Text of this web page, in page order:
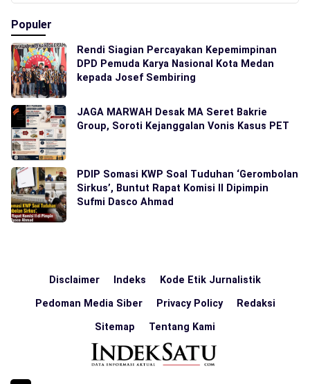
Populer
Rendi Siagian Percayakan Kepemimpinan
DPD Pemuda Karya Nasional Kota Medan
kepada Josef Sembiring
JAGA MARWAH Desak MA Seret Bakrie
Group, Soroti Kejanggalan Vonis Kasus PET
PDIP Somasi KWP Soal Tuduhan ‘Gerombolan
Sirkus’, Buntut Rapat Komisi II Dipimpin
Sufmi Dasco Ahmad
Disclaimer Indeks Kode Etik Jurnalistik
Pedoman Media Siber Privacy Policy Redaksi
Sitemap Tentang Kami